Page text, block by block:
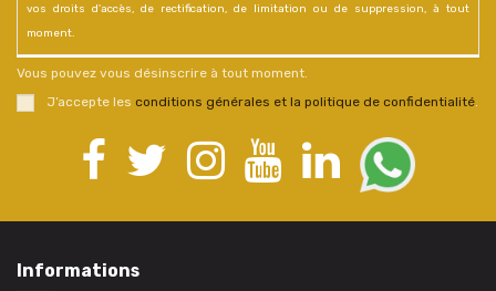
vos droits d'accès, de rectification, de limitation ou de suppression, à tout
moment.
Vous pouvez vous désinscrire à tout moment.
J’accepte les conditions générales et la politique de confidentialité.
Informations